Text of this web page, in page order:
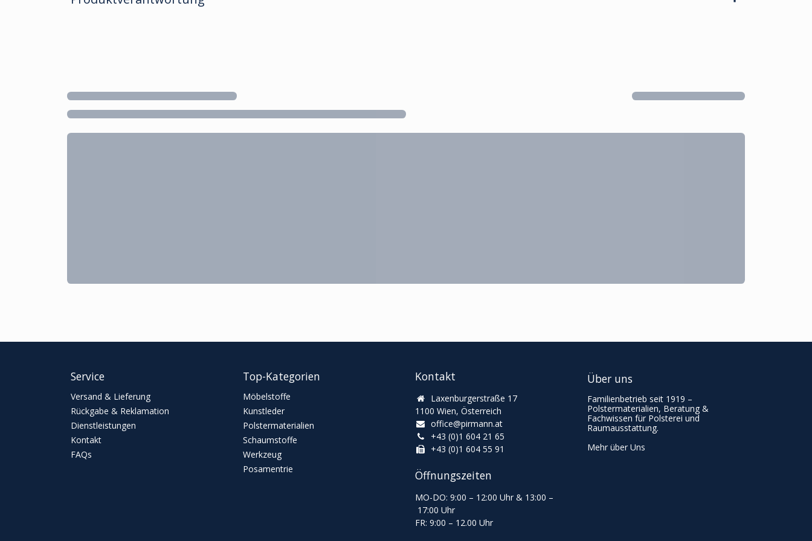
Service
Versand & Lieferung
Rückgabe & Reklamation
Dienstleistungen
Kontakt
FAQs
Top-Kategorien
Möbelstoffe
Kunstleder
Polstermaterialien
Schaumstoffe
Werkzeug
Posamentrie
Kontakt
Laxenburgerstraße 17
1100 Wien, Österreich
office@pirmann.at
+43 (0)1 604 21 65
+43 (0)1 604 55 91
Öffnungszeiten
MO-DO: 9:00 – 12:00 Uhr & 13:00 –
17:00 Uhr
FR: 9:00 – 12.00 Uhr
Über uns
Familienbetrieb seit 1919 –
Polstermaterialien, Beratung &
Fachwissen für Polsterei und
Raumausstattung.
Mehr über Uns